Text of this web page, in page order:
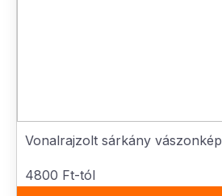
Vonalrajzolt sárkány vászonkép
4800 Ft-tól